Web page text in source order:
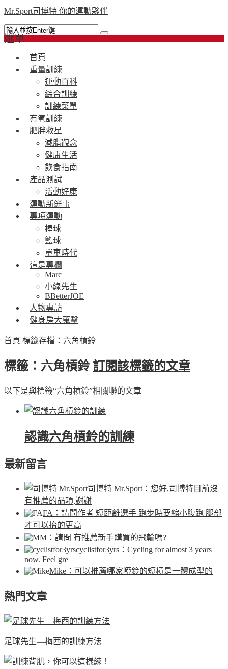
Mr.Sport司博特 你的運動夥伴
選單
首頁
重量訓練
運動百科
綜合訓練
訓練菜單
有氧訓練
肥胖救星
減脂觀念
健康生活
飲食指南
產品測試
活動好康
運動新鮮事
專項運動
棒球
籃球
單車時代
這是專欄
Marc
小綠先生
BBetterJOE
人物專訪
健身房大蒐擊
首頁 標籤存檔：六角槓鈴
標籤：六角槓鈴 訂閱該標籤的文章
以下是與標籤“六角槓鈴”相關聯的文章
認識六角槓鈴的訓練
最新留言
司博特 Mr.Sport ：您好,司博特目前沒
有推薦的品項,謝謝
FA ：請問作者 短距離選手 跑步時要縮小腹跑 腿部
才可以抬的更高
M ：請問 有推薦新手購買的飛輪嗎?
cyclistfor3yrs ：Cycling for almost 3 years
now. Feel gre
Mike ：可以推薦哪家啞鈴的短槓是一體成型的
熱門文章
足球先生—梅西的訓練方法